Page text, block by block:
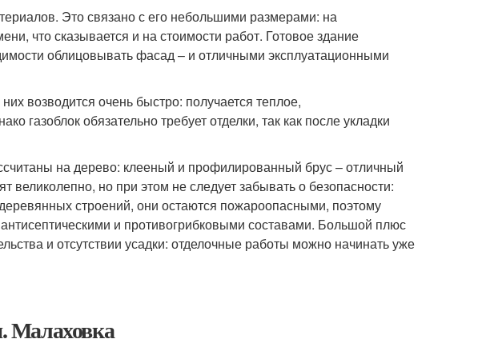
Это связано с его небольшими размерами: на
что сказывается и на стоимости работ. Готовое здание
облицовывать фасад – и отличными эксплуатационными
возводится очень быстро: получается теплое,
газоблок обязательно требует отделки, так как после укладки
на дерево: клееный и профилированный брус – отличный
великолепно, но при этом не следует забывать о безопасности:
строений, они остаются пожароопасными, поэтому
и противогрибковыми составами. Большой плюс
и отсутствии усадки: отделочные работы можно начинать уже
Малаховка